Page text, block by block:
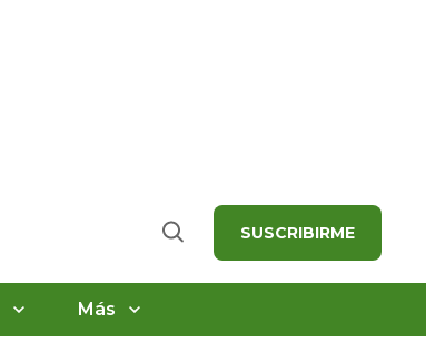
Buscar SUSCRIBIRME
Más